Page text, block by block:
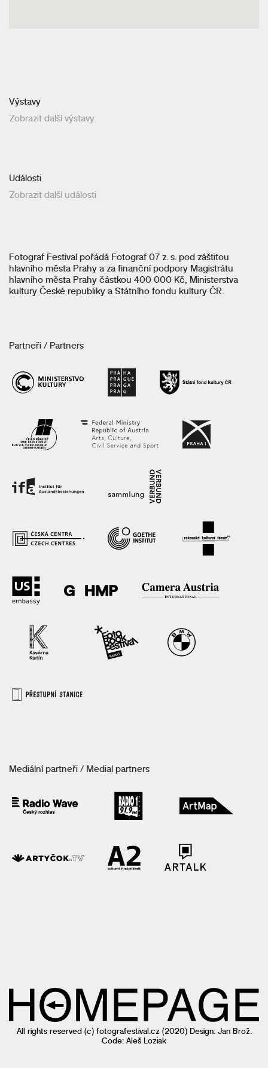
Výstavy
Zobrazit další výstavy
Události
Zobrazit další události
Fotograf Festival pořádá Fotograf 07 z. s. pod záštitou
hlavního města Prahy a za finanční podpory Magistrátu
hlavního města Prahy částkou 400 000 Kč, Ministerstva
kultury České republiky a Státního fondu kultury ČR.
Partneři / Partners
Mediální partneři / Medial partners
All rights reserved (c) fotografestival.cz(2020) Design: Jan Brož.
Code: Aleš Loziak